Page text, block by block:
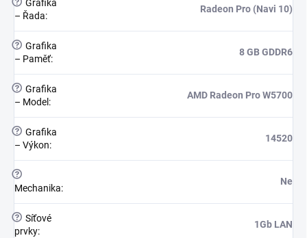
Grafika
– Řada:
Radeon Pro (Navi 10)
? Grafika
– Paměť:
8 GB GDDR6
? Grafika
– Model :
AMD Radeon Pro W5700
? Grafika
– Výkon:
14520
?
Mechanika:
Ne
? Síťové
prvky:
1Gb LAN